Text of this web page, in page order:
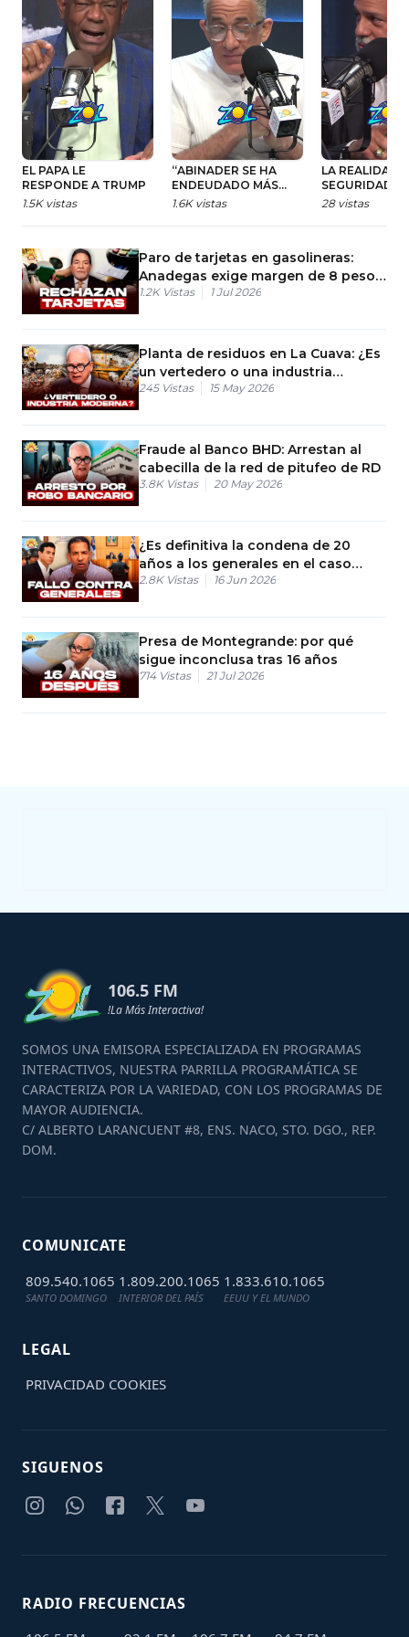
EL PAPA LE
RESPONDE A TRUMP
1.5K vistas
“ABINADER SE HA
ENDEUDADO MÁS
QUE DANILO”
1.6K vistas
LA REALIDAD
SEGURIDAD
CIUDADANA
28 vistas
Paro de tarjetas en gasolineras:
Anadegas exige margen de 8 pesos
por galón
1.2K Vistas 1 Jul 2026
Planta de residuos en La Cuava: ¿Es
un vertedero o una industria
moderna?
245 Vistas 15 May 2026
Fraude al Banco BHD: Arrestan al
cabecilla de la red de pitufeo de RD
3.8K Vistas 20 May 2026
¿Es definitiva la condena de 20
años a los generales en el caso
Coral?
2.8K Vistas 16 Jun 2026
Presa de Montegrande: por qué
sigue inconclusa tras 16 años
714 Vistas 21 Jul 2026
106.5 FM
!La Más Interactiva!
SOMOS UNA EMISORA ESPECIALIZADA EN PROGRAMAS
INTERACTIVOS, NUESTRA PARRILLA PROGRAMÁTICA SE
CARACTERIZA POR LA VARIEDAD, CON LOS PROGRAMAS DE
MAYOR AUDIENCIA.
C/ ALBERTO LARANCUENT #8, ENS. NACO, STO. DGO., REP.
DOM.
COMUNICATE
809.540.1065
SANTO DOMINGO
1.809.200.1065
INTERIOR DEL PAÍS
1.833.610.1065
EEUU Y EL MUNDO
LEGAL
PRIVACIDAD COOKIES
SIGUENOS
RADIO FRECUENCIAS